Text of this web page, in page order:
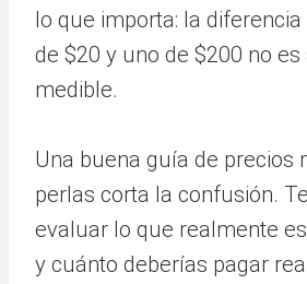
lo que importa: la
de $20 y uno de $200 no es
medible.
Una buena guía de precios
perlas corta la confusión.
evaluar lo que realmente
y cuánto deberías pagar